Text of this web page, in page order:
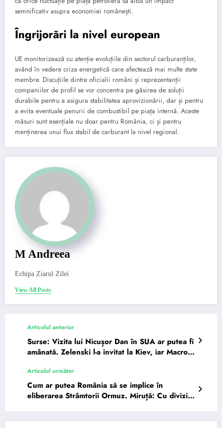
semnificativ asupra economiei românești.
Îngrijorări la nivel european
UE monitorizează cu atenție evoluțiile din sectorul carburanților,
având în vedere criza energetică care afectează mai multe state
membre. Discuțiile dintre oficialii români și reprezentanții
companiilor de profil se vor concentra pe găsirea de soluții
durabile pentru a asigura stabilitatea aprovizionării, dar și pentru
a evita eventuale penurii de combustibil pe piața internă. Aceste
măsuri sunt esențiale nu doar pentru România, ci și pentru
menținerea unui flux stabil de carburant la nivel regional.
M Andreea
Echipa Ziarul Zilei
View All Posts
Articolul anterior
Surse: Vizita lui Nicușor Dan în SUA ar putea fi
amânată. Zelenski l-a invitat la Kiev, iar Macron
Articolul următor
Cum ar putea România să se implice în
eliberarea Strâmtorii Ormuz. Miruță: Cu divizii